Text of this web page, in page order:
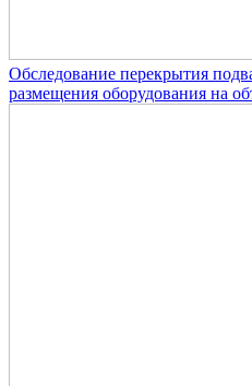
Обследование перекрытия
размещения оборудования на